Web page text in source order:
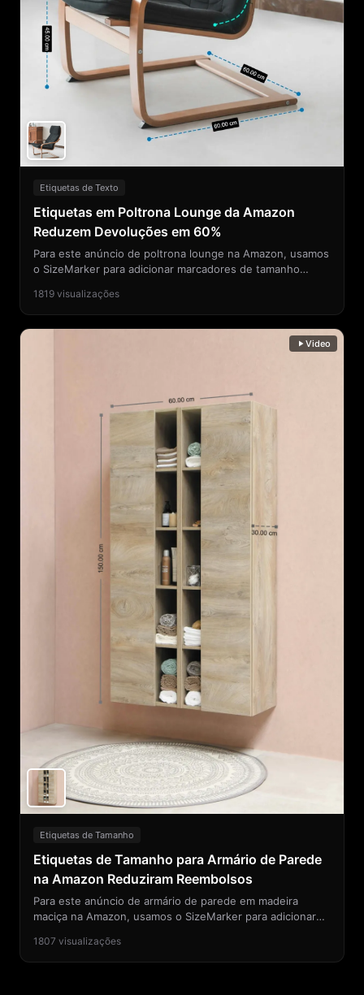
Etiquetas de Texto
Etiquetas em Poltrona Lounge da Amazon
Reduzem Devoluções em 60%
Para este anúncio de poltrona lounge na Amazon, usamos
o SizeMarker para adicionar marcadores de tamanho
assento, altura do encosto e comprimento de extensão
do apoio para os pés, além de etiquetas de recursos e
uma curva de contorno limpa. Principais anotações
adicionadas: - Dimensões gerais (largura x profundidade x
Comprimento de extensão do apoio para os pés para
cadeiras reclináveis - Destaques de recursos: material,
capacidade de peso, mecanismo - Contorno separando o
aumentou 35% e as devoluções caíram 60%, eliminando
principalmente reclamações de incompatibilidade de
tamanho. A combinação de medidas precisas e etiquetas
de recursos transformou a imagem em uma ferramenta
completa de tomada de decisão.
1819 visualizações
Video
Etiquetas de Tamanho
Etiquetas de Tamanho para Armário de Parede
na Amazon Reduziram Reembolsos
Para este anúncio de armário de parede em madeira
maciça na Amazon, usamos o SizeMarker para adicionar
profundidade diretamente nas imagens do produto.
Principais anotações adicionadas: - Dimensões externas
1807 visualizações